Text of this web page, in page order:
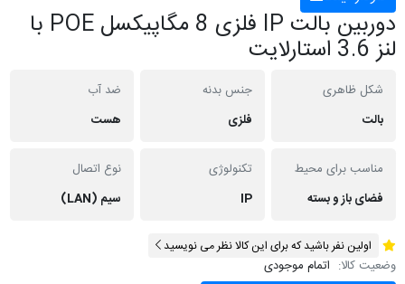
دوربین بالت IP فلزی 8 مگاپیکسل POE با
لنز 3.6 استارلایت
شکل ظاهری
بالت
جنس بدنه
فلزی
ضد آب
هست
مناسب برای محیط
فضای باز و بسته
تکنولوژی
IP
نوع اتصال
سیم (LAN)
اولین نفر باشید که برای این کالا نظر می نویسید
وضعیت کالا: اتمام موجودی